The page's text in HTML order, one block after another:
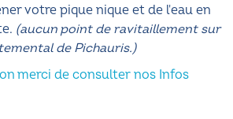
votre pique nique et de l'eau en
(aucun point de ravitaillement sur
de Pichauris.)
merci de consulter nos Infos